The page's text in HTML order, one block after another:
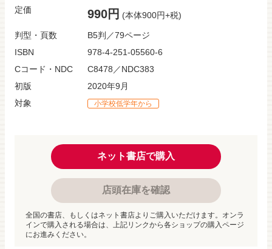
定価 990円 (本体900円+税)
判型・頁数
B5判／79ページ
ISBN
978-4-251-05560-6
Cコード・NDC
C8478／NDC383
初版
2020年9月
対象
小学校低学年から
ネット書店で購入
店頭在庫を確認
全国の書店、もしくはネット書店よりご購入いただけます。オンラ
インで購入される場合は、上記リンクから各ショップの購入ページ
にお進みください。